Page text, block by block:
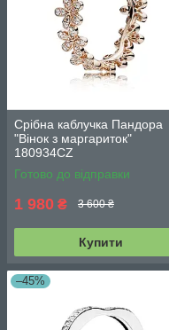
Срібна каблучка Пандора
"Вінок з маргариток"
180934CZ
Готово до відправки
1 980 ₴ 3 600 ₴
Купити
–45%